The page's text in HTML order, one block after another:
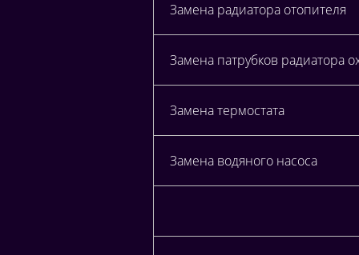
Замена радиатора отопителя
Замена патрубков радиатора
Замена термостата
Замена водяного насоса